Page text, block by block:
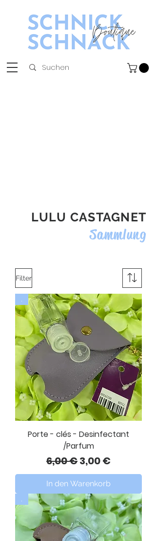
LULU CASTAGNET
Sammlung
Filter
.
Porte - clés - Desinfectant
/Parfum
Standardpreis
6,00 €Sale-Preis
3,00 €
In den Warenkorb
.